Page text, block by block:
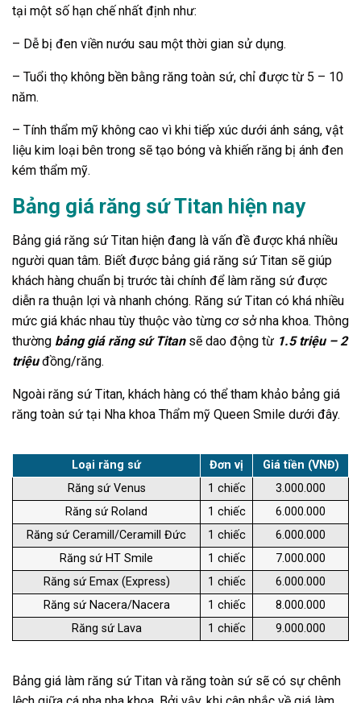
tại một số hạn chế nhất định như:
– Dễ bị đen viền nướu sau một thời gian sử dụng.
– Tuổi thọ không bền bằng răng toàn sứ, chỉ được từ 5 – 10
năm.
– Tính thẩm mỹ không cao vì khi tiếp xúc dưới ánh sáng, vật
liệu kim loại bên trong sẽ tạo bóng và khiến răng bị ánh đen
kém thẩm mỹ.
Bảng giá răng sứ Titan hiện nay
Bảng giá răng sứ Titan hiện đang là vấn đề được khá nhiều
người quan tâm. Biết được bảng giá răng sứ Titan sẽ giúp
khách hàng chuẩn bị trước tài chính để làm răng sứ được
diễn ra thuận lợi và nhanh chóng. Răng sứ Titan có khá nhiều
mức giá khác nhau tùy thuộc vào từng cơ sở nha khoa. Thông
thường bảng giá răng sứ Titansẽ dao động từ 1.5 triệu – 2
triệuđồng/răng.
Ngoài răng sứ Titan, khách hàng có thể tham khảo bảng giá
răng toàn sứ tại Nha khoa Thẩm mỹ Queen Smile dưới đây.
Loại răng sứ Đơn vị
Giá tiền (VNĐ)
Răng sứ Venus
1 chiếc
3.000.000
Răng sứ Roland
1 chiếc
6.000.000
Răng sứ Ceramill/Ceramill Đức
1 chiếc
6.000.000
Răng sứ HT Smile
1 chiếc
7.000.000
Răng sứ Emax (Express)
1 chiếc
6.000.000
Răng sứ Nacera/Nacera
1 chiếc
8.000.000
Răng sứ Lava
1 chiếc 9.000.000
Bảng giá làm răng sứ Titan và răng toàn sứ sẽ có sự chênh